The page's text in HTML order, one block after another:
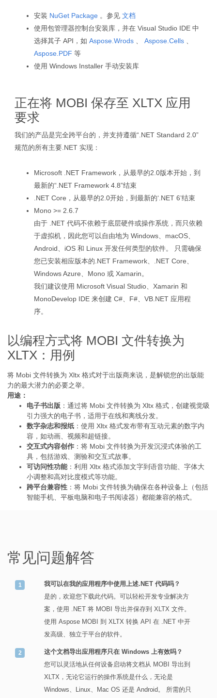
安装 NuGet Package 。参见 文档
使用包管理器控制台安装库，并在 Visual Studio IDE 中
选择其子 API，如 Aspose.Wrods Aspose.Cells
Aspose.PDF 等
使用 Windows Installer 手动安装库
正在将 MOBI 保存至 XLTX 应用
要求
我们的产品是完全跨平台的，并支持遵循“.NET Standard 2.0”
规范的所有主要.NET 实现：
Microsoft .NET Framework，从最早的2.0版本开始，到
最新的“.NET Framework 4.8”结束
.NET Core，从最早的2.0开始，到最新的‘.NET 6’结束
Mono >= 2.6.7
由于 .NET 代码不依赖于底层硬件或操作系统，而只依赖
于虚拟机，因此您可以自由地为 Windows、macOS、
Android、iOS 和 Linux 开发任何类型的软件。 只需确保
您已安装相应版本的.NET Framework、.NET Core、
Windows Azure、Mono 或 Xamarin。
我们建议使用 Microsoft Visual Studio、Xamarin 和
MonoDevelop IDE 来创建 C#、F#、VB.NET 应用程
序。
以编程方式将 MOBI 文件转换为
XLTX：用例
将 Mobi 文件转换为 Xltx 格式对于出版商来说，是解锁您的出版能
力的最大潜力的必要之举。
用途：
电子书出版 ：通过将 Mobi 文件转换为 Xltx 格式，创建视觉吸
引力强大的电子书，适用于在线和离线分发。
数字杂志和报纸 ：使用 Xltx 格式发布带有互动元素的数字内
容，如动画、视频和超链接。
交互式内容创作 ：将 Mobi 文件转换为开发沉浸式体验的工
具，包括游戏、测验和交互式故事。
可访问性功能：利用 Xltx 格式添加文字到语音功能、字体大
小调整和高对比度模式等功能。
跨平台兼容性 ：将 Mobi 文件转换为确保在各种设备上（包括
智能手机、平板电脑和电子书阅读器）都能兼容的格式。
常见问题解答
我可以在我的应用程序中使用上述.NET 代码吗？
是的，欢迎您下载此代码。可以轻松开发专业解决方
案，使用 .NET 将 MOBI 导出并保存到 XLTX 文件。
使用 Aspose MOBI 到 XLTX 转换 API 在 .NET 中开
发高级、独立于平台的软件。
这个文档导出应用程序只在 Windows 上有效吗？
您可以灵活地从任何设备启动将文档从 MOBI 导出到
XLTX，无论它运行的操作系统是什么，无论是
Windows、Linux、Mac OS 还是 Android。 所需的只